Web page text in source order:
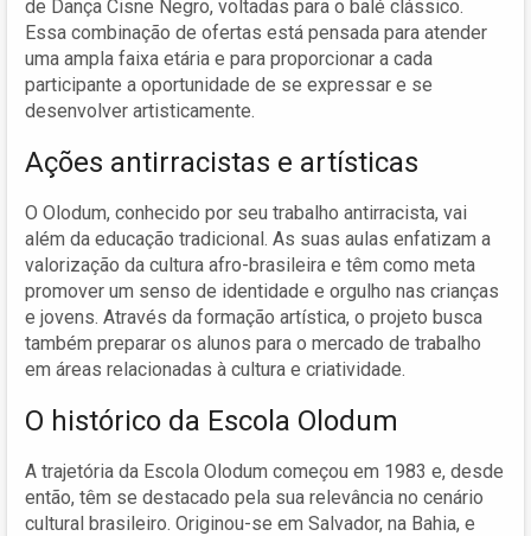
de Dança Cisne Negro, voltadas para o balé clássico.
Essa combinação de ofertas está pensada para atender
uma ampla faixa etária e para proporcionar a cada
participante a oportunidade de se expressar e se
desenvolver artisticamente.
Ações antirracistas e artísticas
O Olodum, conhecido por seu trabalho antirracista, vai
além da educação tradicional. As suas aulas enfatizam a
valorização da cultura afro-brasileira e têm como meta
promover um senso de identidade e orgulho nas crianças
e jovens. Através da formação artística, o projeto busca
também preparar os alunos para o mercado de trabalho
em áreas relacionadas à cultura e criatividade.
O histórico da Escola Olodum
A trajetória da Escola Olodum começou em 1983 e, desde
então, têm se destacado pela sua relevância no cenário
cultural brasileiro. Originou-se em Salvador, na Bahia, e